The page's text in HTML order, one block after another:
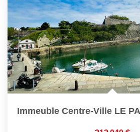
Immeuble Centre-Ville LE